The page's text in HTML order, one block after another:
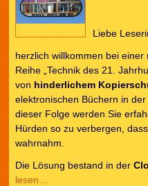
Liebe
herzlich willkommen bei
Reihe „Technik des 21.
von hinderlichem
elektronischen Büchern in
dieser Folge werden Sie
Hürden so zu verbergen,
wahrnahm.
Die Lösung bestand in der
lesen…